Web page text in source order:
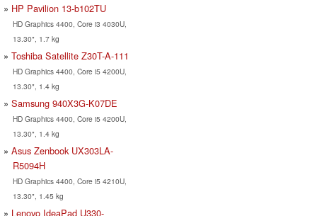
HP Pavilion 13-b102TU
HD Graphics 4400, Core i3 4030U,
13.30", 1.7 kg
Toshiba Satellite Z30T-A-111
HD Graphics 4400, Core i5 4200U,
13.30", 1.4 kg
Samsung 940X3G-K07DE
HD Graphics 4400, Core i5 4200U,
13.30", 1.4 kg
Asus Zenbook UX303LA-
R5094H
HD Graphics 4400, Core i5 4210U,
13.30", 1.45 kg
Lenovo IdeaPad U330-